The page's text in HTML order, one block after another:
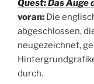
Quest: Das Auge
voran: Die
abgeschlossen,
neugezeichnet,
durch.